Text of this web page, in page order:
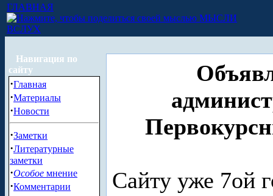
ГЛАВНАЯ
МЫСЛИ
ВСЛУХ
Навигация по
сайту
·Главная
·Материалы
·Новости
·Заметки
·Литературные
заметки
·Особое мнение
·Комментарии
Сайту уже 7ой